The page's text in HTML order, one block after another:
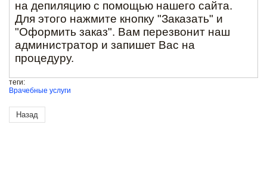
на депиляцию с помощью нашего сайта.
Для этого нажмите кнопку "Заказать" и
"Оформить заказ". Вам перезвонит наш
администратор и запишет Вас на
процедуру.
теги:
Врачебные услуги
Назад